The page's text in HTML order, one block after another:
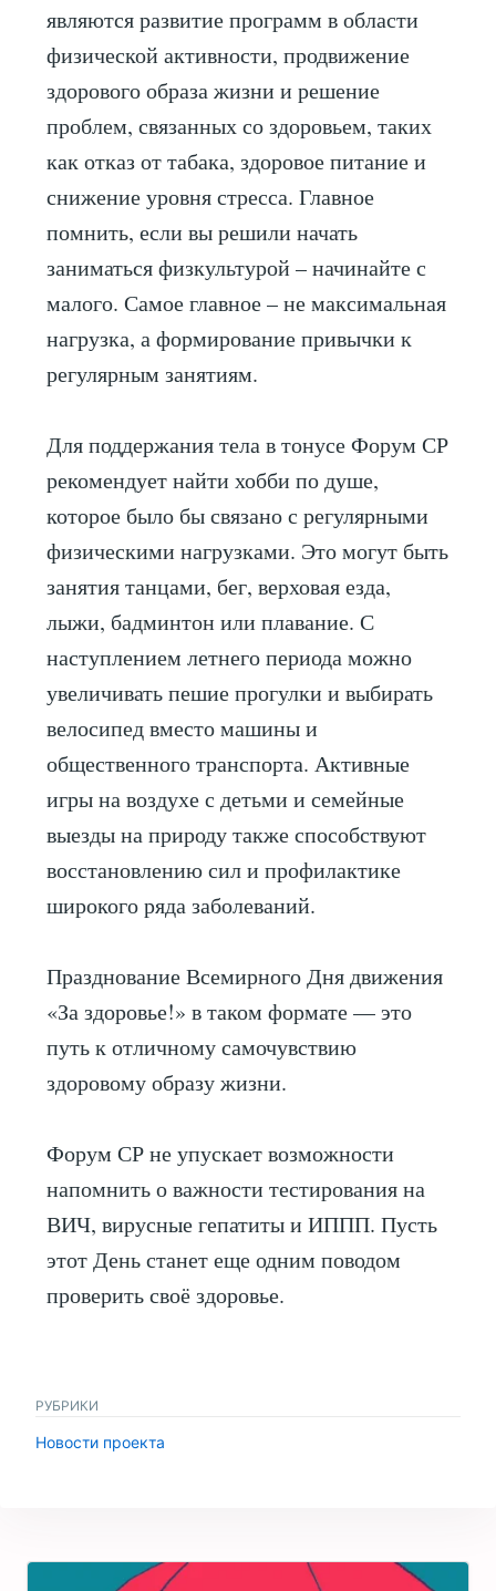
являются развитие программ в области
физической активности, продвижение
здорового образа жизни и решение
проблем, связанных со здоровьем, таких
как отказ от табака, здоровое питание и
снижение уровня стресса. Главное
помнить, если вы решили начать
заниматься физкультурой – начинайте с
малого. Самое главное – не максимальная
нагрузка, а формирование привычки к
регулярным занятиям.
Для поддержания тела в тонусе Форум СР
рекомендует найти хобби по душе,
которое было бы связано с регулярными
физическими нагрузками. Это могут быть
занятия танцами, бег, верховая езда,
лыжи, бадминтон или плавание. С
наступлением летнего периода можно
увеличивать пешие прогулки и выбирать
велосипед вместо машины и
общественного транспорта. Активные
игры на воздухе с детьми и семейные
выезды на природу также способствуют
восстановлению сил и профилактике
широкого ряда заболеваний.
Празднование Всемирного Дня движения
«За здоровье!» в таком формате — это
путь к отличному самочувствию
здоровому образу жизни.
Форум СР не упускает возможности
напомнить о важности тестирования на
ВИЧ, вирусные гепатиты и ИППП. Пусть
этот День станет еще одним поводом
проверить своё здоровье.
РУБРИКИ
Новости проекта